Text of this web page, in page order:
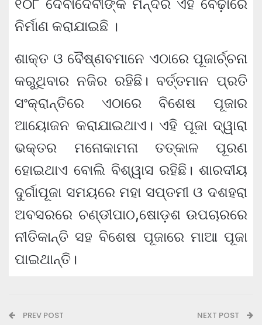
୧୦୮ ଦେବାଦେବୀଙ୍କ ମନ୍ଦିର ଏହି ବେଢ଼ାରେ
ନିର୍ମାଣ କରାଯାଇଛି ।
ଶାକ୍ତ ଓ ବୈଷ୍ଣବମାନେ ଏଠାରେ ପୂଜାର୍ଚ୍ଚନା
କରୁଥିବାର ନଜିର ରହିଛି। ବର୍ତ୍ତମାନ ପ୍ରତି
ସଂକ୍ରାନ୍ତିରେ ଏଠାରେ ବିଶେଷ ପୂଜାର
ଆୟୋଜନ କରାଯାଇଥାଏ। ଏହି ପୂଜା ଦ୍ୱାରା
ଭକ୍ତର ମନୋକାମନା ତତ୍କାଳ ପୂରଣ
ହୋଇଥାଏ ବୋଲି ବିଶ୍ୱାସ ରହିଛି। ଶାରଦୀୟ
ଦୁର୍ଗାପୂଜା ସମୟରେ ମହା ସପ୍ତମୀ ଓ ଦଶହରା
ଅବସରରେ ଚଣ୍ଡୀପାଠ,ଷୋଡ଼ଶ ଉପଚାରରେ
ନୀତିକାନ୍ତି ସହ ବିଶେଷ ପୂଜାରେ ମାଆ ପୂଜା
ପାଇଥାନ୍ତି।
PREV POST NEXT POST